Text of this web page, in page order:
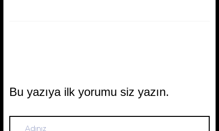
Bu yazıya ilk yorumu siz yazın.